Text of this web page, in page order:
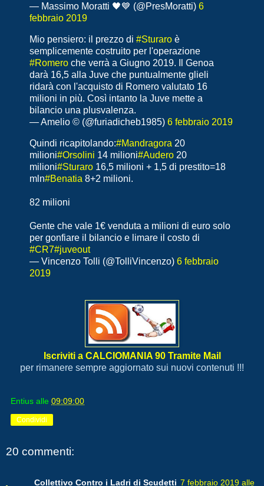
— Massimo Moratti 🖤💙 (@PresMoratti) 6
febbraio 2019
Mio pensiero: il prezzo di #Sturaro è
semplicemente costruito per l'operazione
#Romero che verrà a Giugno 2019. Il Genoa
darà 16,5 alla Juve che puntualmente glieli
ridarà con l'acquisto di Romero valutato 16
milioni in più. Così intanto la Juve mette a
bilancio una plusvalenza.
— Amelio ©️ (@furiadicheb1985) 6 febbraio 2019
Quindi ricapitolando:#Mandragora 20
milioni#Orsolini 14 milioni#Audero 20
milioni#Sturaro 16,5 milioni + 1,5 di prestito=18
mln#Benatia 8+2 milioni.
82 milioni
Gente che vale 1€ venduta a milioni di euro solo
per gonfiare il bilancio e limare il costo di
#CR7#juveout
— Vincenzo Tolli (@TolliVincenzo) 6 febbraio
2019
Iscriviti a CALCIOMANIA 90 Tramite Mail
per rimanere sempre aggiornato sui nuovi contenuti !!!
Entius alle 09:09:00
Condividi
20 commenti:
Collettivo Contro i Ladri di Scudetti 7 febbraio 2019 alle